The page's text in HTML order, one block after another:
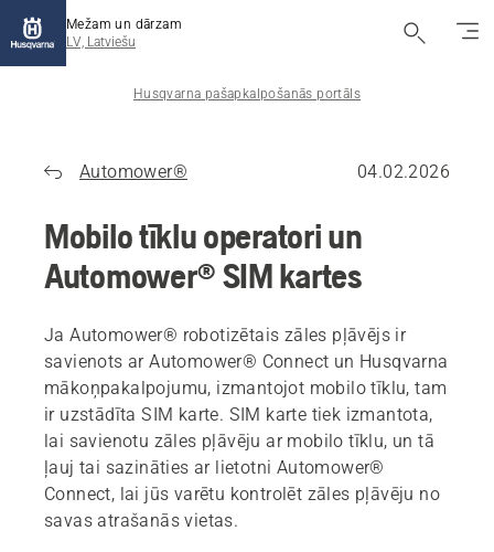
Mežam un dārzam
LV, Latviešu
Husqvarna pašapkalpošanās portāls
Automower® 04.02.2026
Mobilo tīklu operatori un
Automower® SIM kartes
Ja Automower® robotizētais zāles pļāvējs ir
savienots ar Automower® Connect un Husqvarna
mākoņpakalpojumu, izmantojot mobilo tīklu, tam
ir uzstādīta SIM karte. SIM karte tiek izmantota,
lai savienotu zāles pļāvēju ar mobilo tīklu, un tā
ļauj tai sazināties ar lietotni Automower®
Connect, lai jūs varētu kontrolēt zāles pļāvēju no
savas atrašanās vietas.